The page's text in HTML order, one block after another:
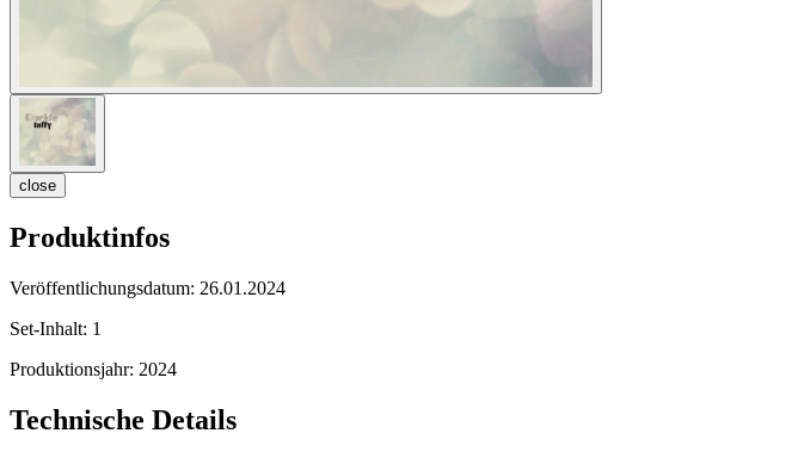
close
Produktinfos
Veröffentlichungsdatum: 26.01.2024
Set-Inhalt: 1
Produktionsjahr: 2024
Technische Details